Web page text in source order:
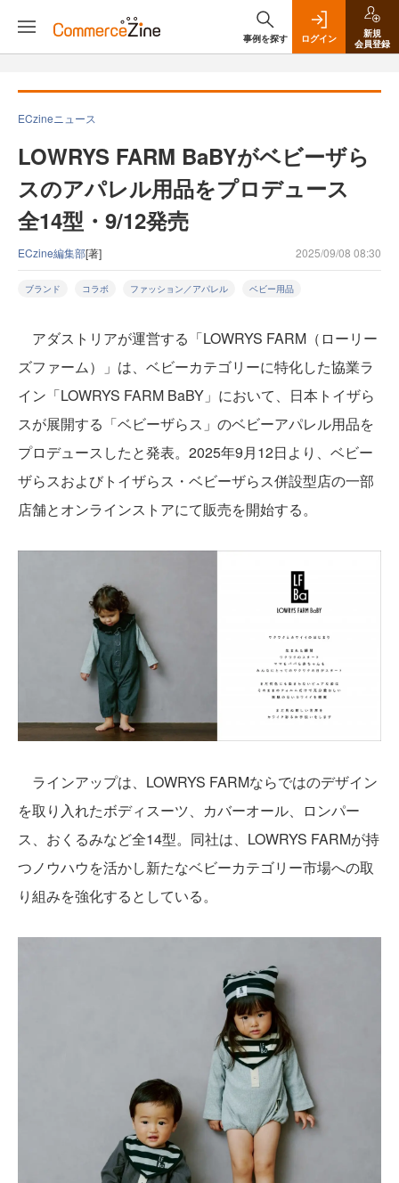
事例を探す ログイン
新規
会員登録
ECzineニュース
LOWRYS FARM BaBYがベビーザら
スのアパレル用品をプロデュース
全14型・9/12発売
ECzine編集部[著] 2025/09/08 08:30
ブランド コラボ ファッション／アパレル ベビー用品
アダストリアが運営する「LOWRYS FARM（ローリー
ズファーム）」は、ベビーカテゴリーに特化した協業ラ
イン「LOWRYS FARM BaBY」において、日本トイザら
スが展開する「ベビーザらス」のベビーアパレル用品を
プロデュースしたと発表。2025年9月12日より、ベビー
ザらスおよびトイザらス・ベビーザらス併設型店の一部
店舗とオンラインストアにて販売を開始する。
ラインアップは、LOWRYS FARMならではのデザイン
を取り入れたボディスーツ、カバーオール、ロンパー
ス、おくるみなど全14型。同社は、LOWRYS FARMが持
つノウハウを活かし新たなベビーカテゴリー市場への取
り組みを強化するとしている。